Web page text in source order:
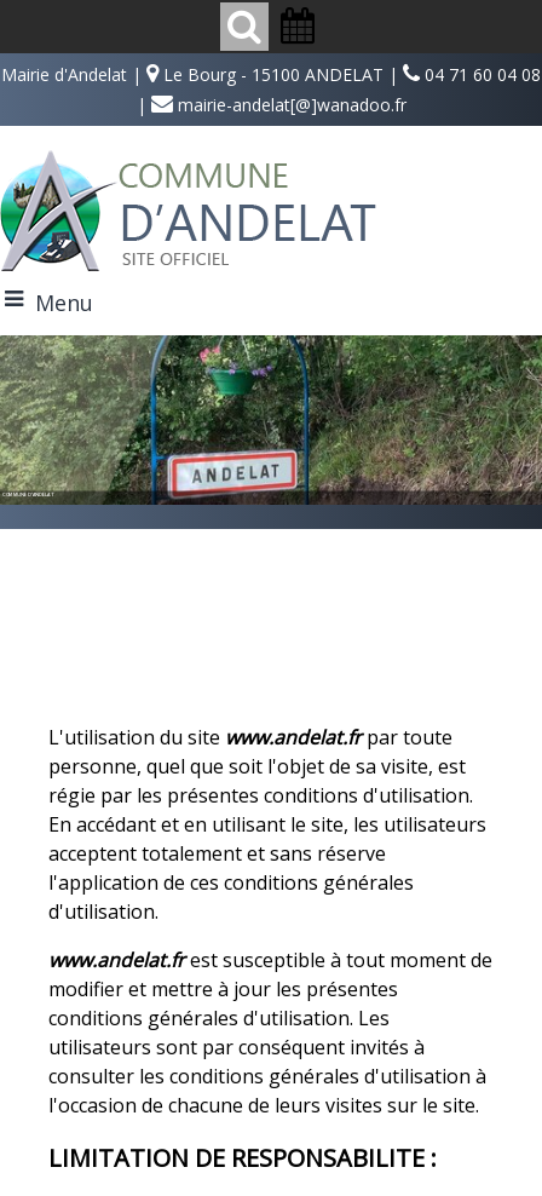
Mairie d'Andelat | Le Bourg - 15100 ANDELAT |
04 71 60 04 08
|
mairie-andelat[@]wanadoo.fr
Menu
COMMUNE D'ANDELAT
L'utilisation du site www.andelat.frpar toute
personne, quel que soit l'objet de sa visite, est
régie par les présentes conditions d'utilisation.
En accédant et en utilisant le site, les utilisateurs
acceptent totalement et sans réserve
l'application de ces conditions générales
d'utilisation.
www.andelat.frest susceptible à tout moment de
modifier et mettre à jour les présentes
conditions générales d'utilisation. Les
utilisateurs sont par conséquent invités à
consulter les conditions générales d'utilisation à
l'occasion de chacune de leurs visites sur le site.
LIMITATION DE RESPONSABILITE :